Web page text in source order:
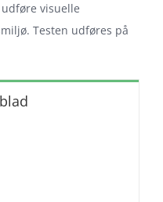
visuelle
Testen udføres på